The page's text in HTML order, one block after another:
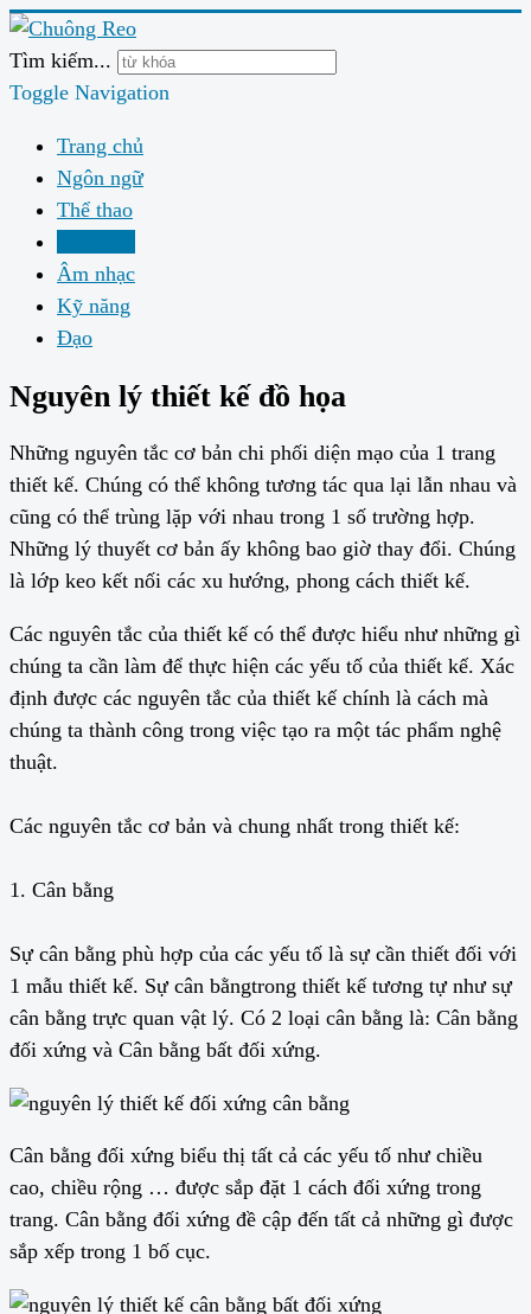
Tìm kiếm...
Toggle Navigation
Trang chủ
Ngôn ngữ
Thể thao
Âm nhạc
Kỹ năng
Đạo
Nguyên lý thiết kế đồ họa
Những nguyên tắc cơ bản chi phối diện mạo của 1 trang
thiết kế. Chúng có thể không tương tác qua lại lẫn nhau và
cũng có thể trùng lặp với nhau trong 1 số trường hợp.
Những lý thuyết cơ bản ấy không bao giờ thay đổi. Chúng
là lớp keo kết nối các xu hướng, phong cách thiết kế.
Các nguyên tắc của thiết kế có thể được hiểu như những gì
chúng ta cần làm để thực hiện các yếu tố của thiết kế. Xác
định được các nguyên tắc của thiết kế chính là cách mà
chúng ta thành công trong việc tạo ra một tác phẩm nghệ
thuật.
Các nguyên tắc cơ bản và chung nhất trong thiết kế:
1. Cân bằng
Sự cân bằng phù hợp của các yếu tố là sự cần thiết đối với
1 mẫu thiết kế. Sự cân bằngtrong thiết kế tương tự như sự
cân bằng trực quan vật lý. Có 2 loại cân bằng là: Cân bằng
đối xứng và Cân bằng bất đối xứng.
Cân bằng đối xứng biểu thị tất cả các yếu tố như chiều
cao, chiều rộng … được sắp đặt 1 cách đối xứng trong
trang. Cân bằng đối xứng đề cập đến tất cả những gì được
sắp xếp trong 1 bố cục.